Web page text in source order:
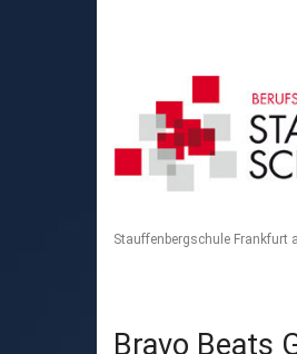
Stauffenbergschule Frankfurt
Bravo Beats